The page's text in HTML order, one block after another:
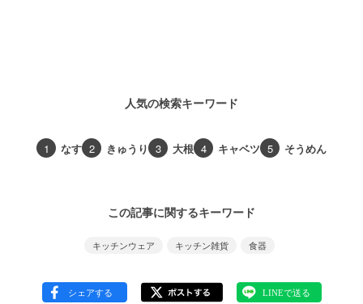
人気の検索キーワード
1 なす 2 きゅうり 3 大根 4 キャベツ 5 そうめん
この記事に関するキーワード
キッチンウェア キッチン雑貨 食器